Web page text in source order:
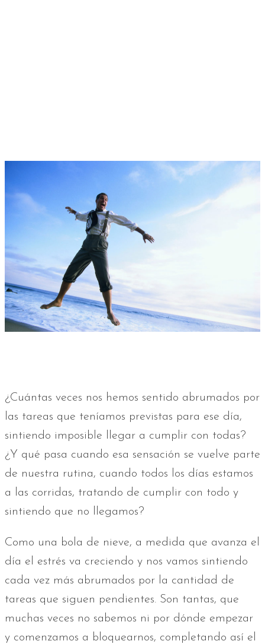
¿Cuántas veces nos hemos sentido abrumados por
las tareas que teníamos previstas para ese día,
sintiendo imposible llegar a cumplir con todas?
¿Y qué pasa cuando esa sensación se vuelve parte
de nuestra rutina, cuando todos los días estamos
a las corridas, tratando de cumplir con todo y
sintiendo que no llegamos?
Como una bola de nieve, a medida que avanza el
día el estrés va creciendo y nos vamos sintiendo
cada vez más abrumados por la cantidad de
tareas que siguen pendientes. Son tantas, que
muchas veces no sabemos ni por dónde empezar
y comenzamos a bloquearnos, completando así el